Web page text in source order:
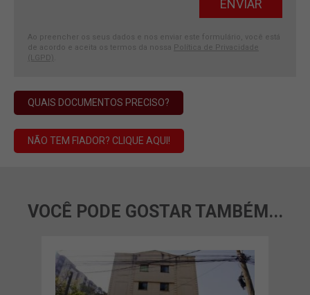
Ao preencher os seus dados e nos enviar este formulário, você está
de acordo e aceita os termos da nossa Política de Privacidade
(LGPD)
QUAIS DOCUMENTOS PRECISO?
NÃO TEM FIADOR? CLIQUE AQUI!
VOCÊ PODE GOSTAR TAMBÉM...